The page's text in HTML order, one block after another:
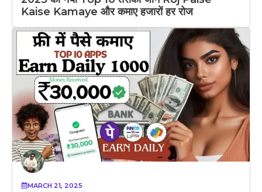
Kaise Kamaye और कमाए हजारों हर रोज
MARCH 21, 2025